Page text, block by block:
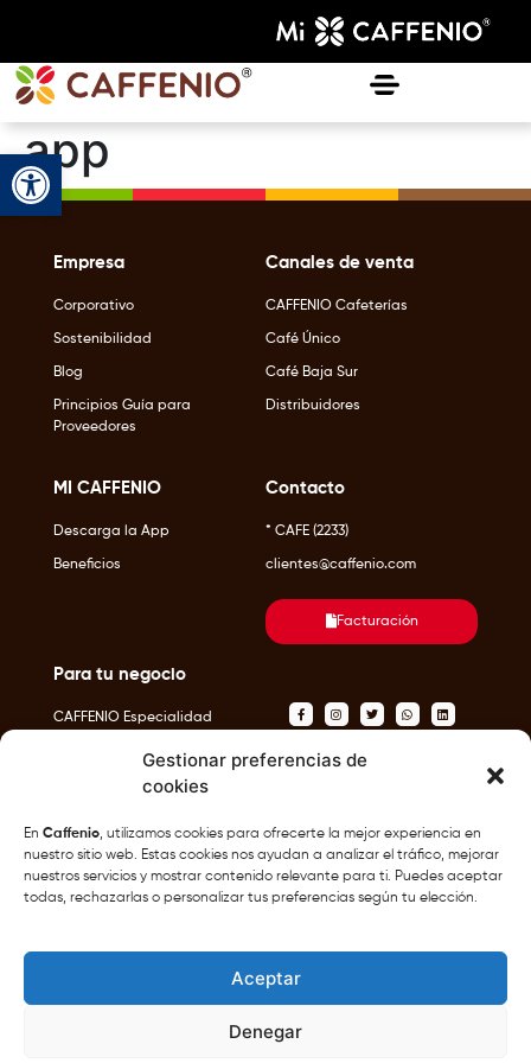
Abrir barra de herramientas
Gestionar preferencias de
cookies
En Caffenio, utilizamos cookies para ofrecerte la mejor experiencia en
nuestro sitio web. Estas cookies nos ayudan a analizar el tráfico, mejorar
nuestros servicios y mostrar contenido relevante para ti. Puedes aceptar
todas, rechazarlas o personalizar tus preferencias según tu elección.
Aceptar
Denegar
app
Empresa
Corporativo
Sostenibilidad
Blog
Principios Guía para
Proveedores
MI CAFFENIO
Descarga la App
Beneficios
Para tu negocio
CAFFENIO Especialidad
Tienda en Línea
Canales de venta
CAFFENIO Cafeterías
Café Único
Café Baja Sur
Distribuidores
Contacto
* CAFE (2233)
clientes@caffenio.com
Facturación
Café del Pacífico S.A.P.I de C.V © 2026 Aviso de Privacidad Términos y condiciones